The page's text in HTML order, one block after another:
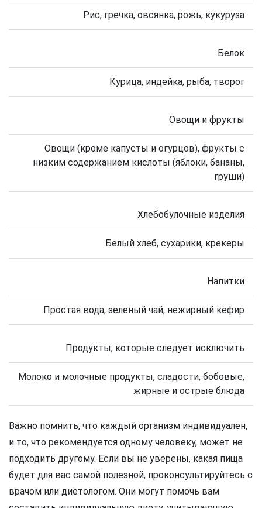
Рис, гречка, овсянка, рожь, кукуруза
Белок
Курица, индейка, рыба, творог
Овощи и фрукты
Овощи (кроме капусты и огурцов), фрукты с
низким содержанием кислоты (яблоки, бананы,
груши)
Хлебобулочные изделия
Белый хлеб, сухарики, крекеры
Напитки
Простая вода, зеленый чай, нежирный кефир
Продукты, которые следует исключить
Молоко и молочные продукты, сладости, бобовые,
жирные и острые блюда
Важно помнить, что каждый организм индивидуален,
и то, что рекомендуется одному человеку, может не
подходить другому. Если вы не уверены, какая пища
будет для вас самой полезной, проконсультируйтесь с
врачом или диетологом. Они могут помочь вам